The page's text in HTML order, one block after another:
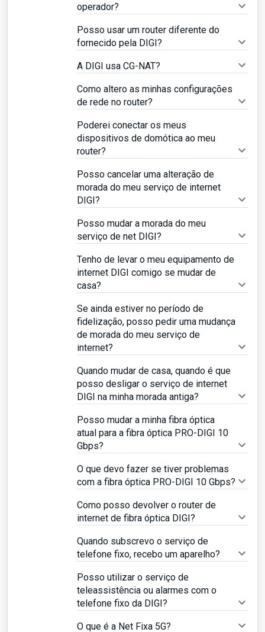
operador?
Posso usar um router diferente do
fornecido pela DIGI?
A DIGI usa CG-NAT?
Como altero as minhas configurações
de rede no router?
Poderei conectar os meus
dispositivos de domótica ao meu
router?
Posso cancelar uma alteração de
morada do meu serviço de internet
DIGI?
Posso mudar a morada do meu
serviço de net DIGI?
Tenho de levar o meu equipamento de
internet DIGI comigo se mudar de
casa?
Se ainda estiver no período de
fidelização, posso pedir uma mudança
de morada do meu serviço de
internet?
Quando mudar de casa, quando é que
posso desligar o serviço de internet
DIGI na minha morada antiga?
Posso mudar a minha fibra óptica
atual para a fibra óptica PRO-DIGI 10
Gbps?
O que devo fazer se tiver problemas
com a fibra óptica PRO-DIGI 10 Gbps?
Como posso devolver o router de
internet de fibra óptica DIGI?
Quando subscrevo o serviço de
telefone fixo, recebo um aparelho?
Posso utilizar o serviço de
teleassistência ou alarmes com o
telefone fixo da DIGI?
O que é a Net Fixa 5G?